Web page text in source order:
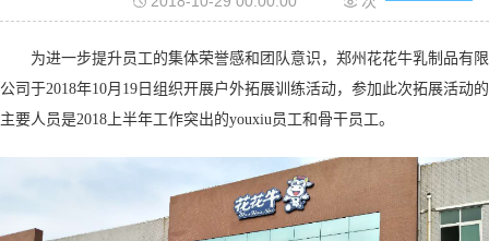
为进一步提升员工的集体荣誉感和团队意识，郑州花花牛乳制品有限
公司于2018年10月19日组织开展户外拓展训练活动，参加此次拓展活动的
主要人员是2018上半年工作突出的youxiu员工和骨干员工。